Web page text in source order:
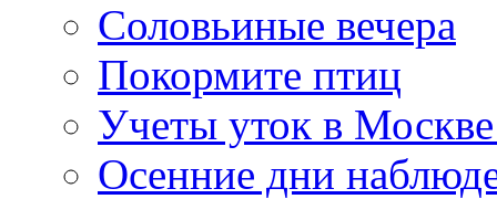
Соловьиные вечера
Покормите птиц
Учеты уток в
Осенние дни